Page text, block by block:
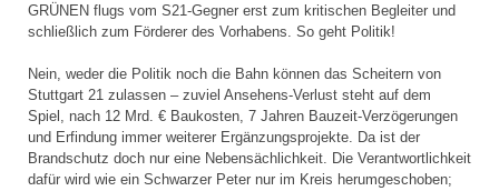
GRÜNEN flugs vom S21-Gegner erst zum kritischen Begleiter und
schließlich zum Förderer des Vorhabens. So geht Politik!
Nein, weder die Politik noch die Bahn können das Scheitern von
Stuttgart 21 zulassen – zuviel Ansehens-Verlust steht auf dem
Spiel, nach 12 Mrd. € Baukosten, 7 Jahren Bauzeit-Verzögerungen
und Erfindung immer weiterer Ergänzungsprojekte. Da ist der
Brandschutz doch nur eine Nebensächlichkeit. Die Verantwortlichkeit
dafür wird wie ein Schwarzer Peter nur im Kreis herumgeschoben;